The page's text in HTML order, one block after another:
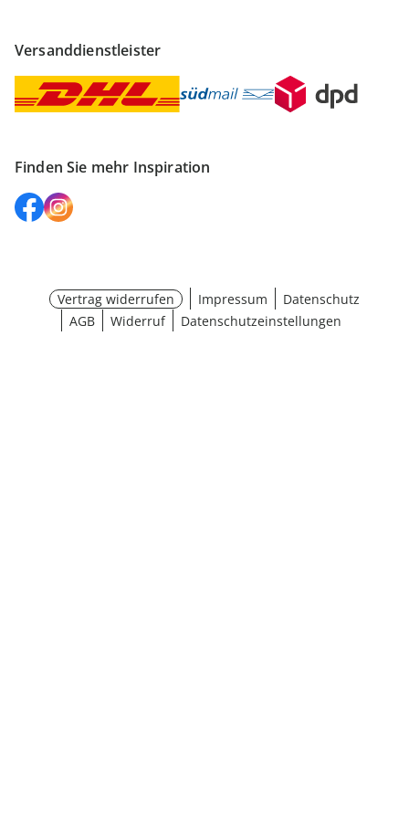
Versanddienstleister
Finden Sie mehr Inspiration
Vertrag widerrufen Impressum
Datenschutz
AGB
Widerruf Datenschutzeinstellungen